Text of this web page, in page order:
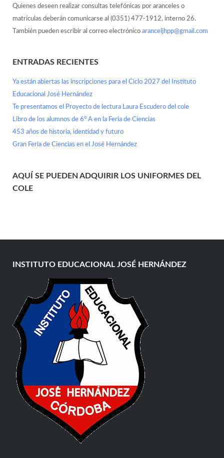
Quienes deseen realizar consultas telefónicas por aranceles o
matrículas deberán comunicarse al (0351) 477-1912, interno 26.
También pueden escribir al correo electrónico aranceljhpp@gmail.com
ENTRADAS RECIENTES
Ya están abiertas las inscripciones para el Ciclo 2027 del Instituto
Educacional José Hernández
Te presentamos el Proyecto de lectura Laura Escudero del cole
Libro de los alumnos de 6° A en la Feria de Ciencias
453 años de historia, identidad y futuro
Gran Feria de Ciencias en el José Hernández
AQUÍ SE PUEDEN ADQUIRIR LOS UNIFORMES DEL
COLE
INSTITUTO EDUCACIONAL JOSÉ HERNÁNDEZ